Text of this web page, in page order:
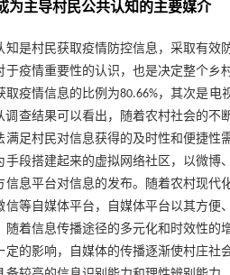
为主导村民公共认知的主要媒介
知是村民获取疫情防控信息，采取有
于疫情重要性的认识，也是决定整个
疫情信息的比例为80.66%，其次是电
调查结果可以看出，随着农村社会的
满足村民对信息获得的及时性和便捷
手段搭建起来的虚拟网络社区，以微
信息平台对信息的发布。随着农村现
信等自媒体平台，自媒体平台以其方
随着信息传播途径的多元化和时效性
定的影响，自媒体的传播逐渐使村庄